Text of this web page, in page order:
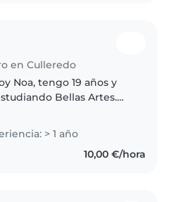
en Culleredo
Noa, tengo 19 años y
Bellas Artes.
ya que me
jugando con ellos en
familiares. Empecé a
> 1 año
10,00 €/hora